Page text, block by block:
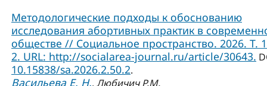
Методологические подходы к обоснованию
исследования абортивных практик в
обществе // Социальное пространство. 2026. Т.
2. URL: http://socialarea-journal.ru/article/30643.
10.15838/sa.2026.2.50.2.
Васильева Е. Н., Любичич Р.М.